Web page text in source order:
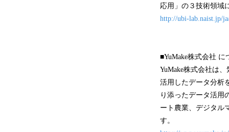
応用」の３技術領域
http://ubi-lab.naist.jp/
■YuMake株式会社 に
YuMake株式会社は
活用したデータ分析
り添ったデータ活用
ート農業、デジタル
す。